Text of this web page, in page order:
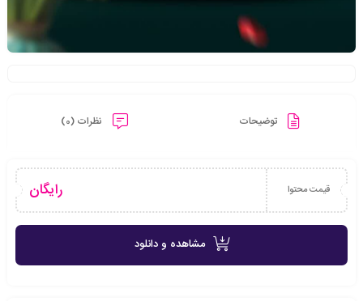
توضیحات نظرات (0)
قیمت محتوا رایگان
مشاهده و دانلود